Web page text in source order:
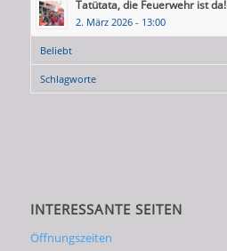
Tatütata, die Feuerwehr ist da!
2. März 2026 - 13:00
Beliebt
Schlagworte
INTERESSANTE SEITEN
Öffnungszeiten